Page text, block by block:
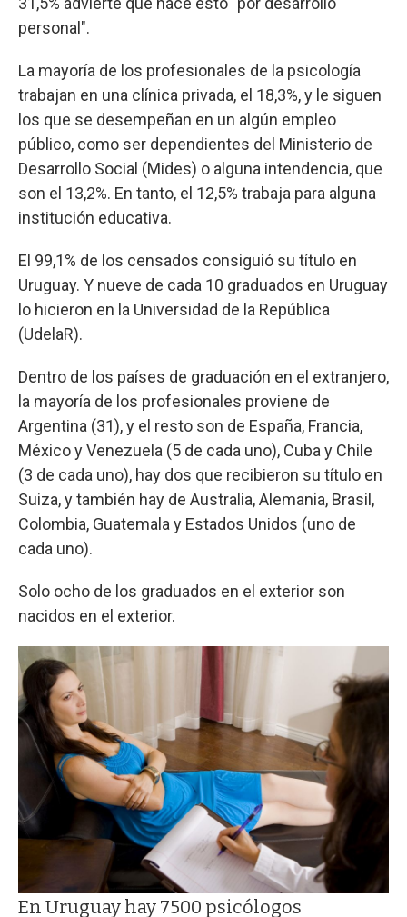
personal".
La mayoría de los profesionales de la psicología
trabajan en una clínica privada, el 18,3%, y le siguen
los que se desempeñan en un algún empleo
público, como ser dependientes del Ministerio de
Desarrollo Social (Mides) o alguna intendencia, que
son el 13,2%. En tanto, el 12,5% trabaja para alguna
institución educativa.
El 99,1% de los censados consiguió su título en
Uruguay. Y nueve de cada 10 graduados en Uruguay
lo hicieron en la Universidad de la República
(UdelaR).
Dentro de los países de graduación en el extranjero,
la mayoría de los profesionales proviene de
Argentina (31), y el resto son de España, Francia,
México y Venezuela (5 de cada uno), Cuba y Chile
(3 de cada uno), hay dos que recibieron su título en
Suiza, y también hay de Australia, Alemania, Brasil,
Colombia, Guatemala y Estados Unidos (uno de
cada uno).
Solo ocho de los graduados en el exterior son
nacidos en el exterior.
En Uruguay hay 7500 psicólogos